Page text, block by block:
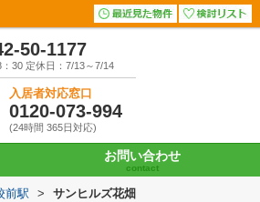
50-1177
30 定休日：7/13～7/14
入居者対応窓口
0120-073-994
(24時間 365日対応)
お問い合わせ
contact
前駅 > サンヒルズ花畑